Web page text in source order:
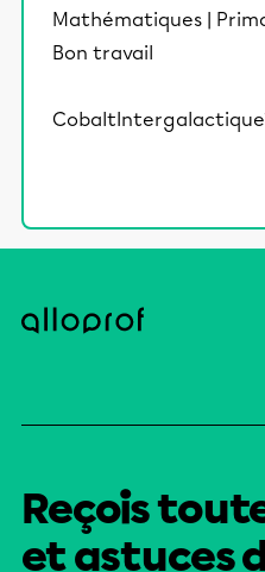
Bon travail
Reçois
et astuces